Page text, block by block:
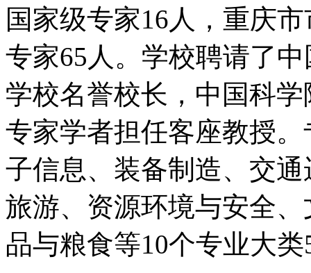
国家级专家16人，重庆
专家65人。学校聘请了
学校名誉校长，中国科
专家学者担任客座教授
子信息、装备制造、交
旅游、资源环境与安全
品与粮食等10个专业大